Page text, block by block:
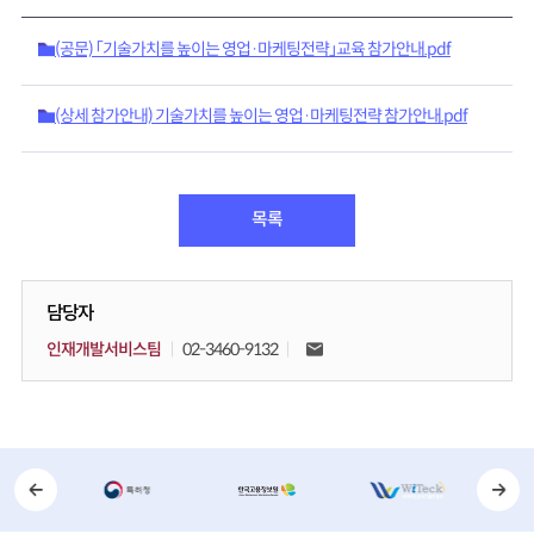
(공문) 「기술가치를 높이는 영업·마케팅전략」교육 참가안내.pdf
(상세 참가안내) 기술가치를 높이는 영업·마케팅전략 참가안내.pdf
목록
담당자
인재개발서비스팀 02-3460-9132